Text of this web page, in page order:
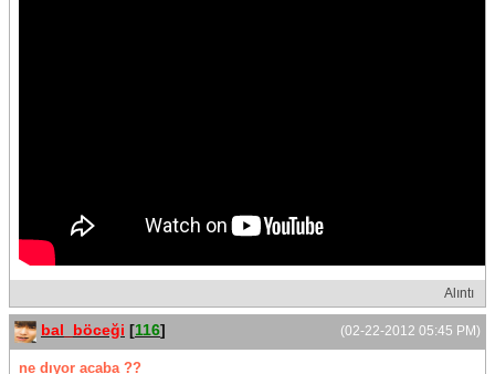
Alıntı
(02-22-2012 05:45 PM)
bal_böceği [116]
ne dıyor acaba ??